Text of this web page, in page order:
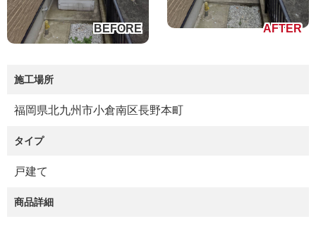
施工場所
福岡県北九州市小倉南区長野本町
タイプ
戸建て
商品詳細